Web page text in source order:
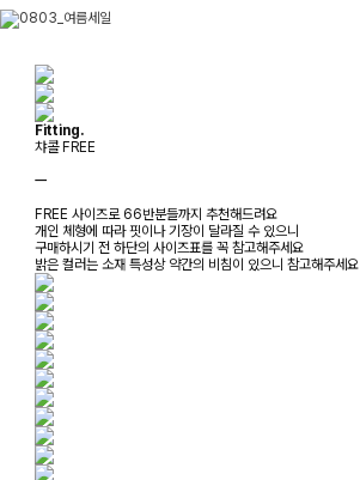
Fitting.
챠콜 FREE
ㅡ
FREE 사이즈로 66반분들까지 추천해드려요
개인 체형에 따라 핏이나 기장이 달라질 수 있으니
구매하시기 전 하단의 사이즈표를 꼭 참고해주세요
밝은 컬러는 소재 특성상 약간의 비침이 있으니 참고해주세요